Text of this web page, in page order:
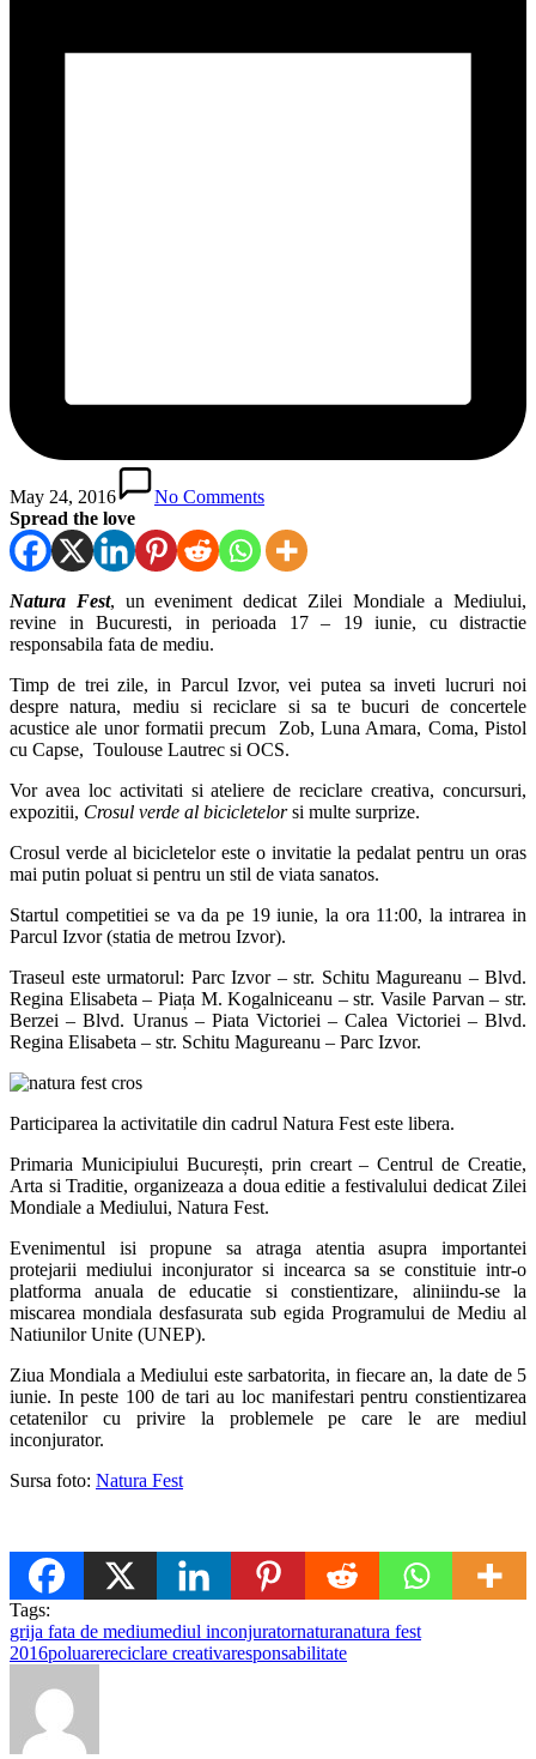
May 24, 2016
No Comments
Spread the love
Natura Fest, un eveniment dedicat Zilei Mondiale a Mediului,
revine in Bucuresti, in perioada 17 – 19 iunie, cu distractie
responsabila fata de mediu.
Timp de trei zile, in Parcul Izvor, vei putea sa inveti lucruri noi
despre natura, mediu si reciclare si sa te bucuri de concertele
acustice ale unor formatii precum Zob, Luna Amara, Coma, Pistol
cu Capse, Toulouse Lautrec si OCS.
Vor avea loc activitati si ateliere de reciclare creativa, concursuri,
expozitii, Crosul verde al bicicletelorsi multe surprize.
Crosul verde al bicicletelor este o invitatie la pedalat pentru un oras
mai putin poluat si pentru un stil de viata sanatos.
Startul competitiei se va da pe 19 iunie, la ora 11:00, la intrarea in
Parcul Izvor (statia de metrou Izvor).
Traseul este urmatorul: Parc Izvor – str. Schitu Magureanu – Blvd.
Regina Elisabeta – Piața M. Kogalniceanu – str. Vasile Parvan – str.
Berzei – Blvd. Uranus – Piata Victoriei – Calea Victoriei – Blvd.
Regina Elisabeta – str. Schitu Magureanu – Parc Izvor.
Participarea la activitatile din cadrul Natura Fest este libera.
Primaria Municipiului București, prin creart – Centrul de Creatie,
Arta si Traditie, organizeaza a doua editie a festivalului dedicat Zilei
Mondiale a Mediului, Natura Fest.
Evenimentul isi propune sa atraga atentia asupra importantei
protejarii mediului inconjurator si incearca sa se constituie intr-o
platforma anuala de educatie si constientizare, aliniindu-se la
miscarea mondiala desfasurata sub egida Programului de Mediu al
Natiunilor Unite (UNEP).
Ziua Mondiala a Mediului este sarbatorita, in fiecare an, la date de 5
iunie. In peste 100 de tari au loc manifestari pentru constientizarea
cetatenilor cu privire la problemele pe care le are mediul
inconjurator.
Sursa foto: Natura Fest
Tags:
grija fata de mediumediul inconjuratornaturanatura fest
2016poluarereciclare creativaresponsabilitate